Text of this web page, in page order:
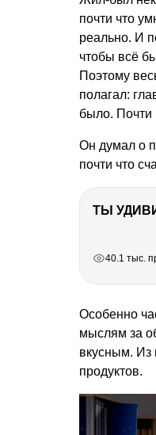
почти что
реально. И
чтобы всё
Поэтому
полагал:
было. Почти
Он думал о
почти что
40.1 тыс.
Особенно
мыслям за
вкусным. Из
продуктов.